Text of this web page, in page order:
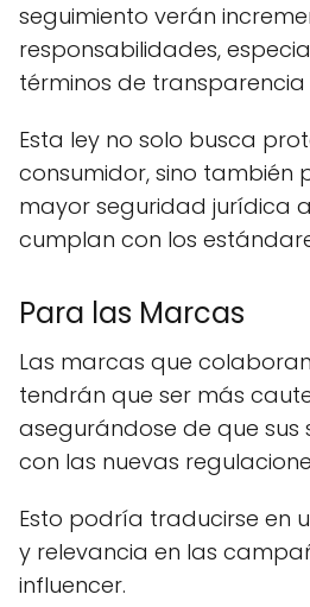
seguimiento verán
responsabilidades,
términos de
Esta ley no solo busca
consumidor, sino también
mayor seguridad jurídica
cumplan con los
Para las Marcas
Las marcas que
tendrán que ser más
asegurándose de que sus
con las nuevas
Esto podría traducirse en
y relevancia en las
influencer.